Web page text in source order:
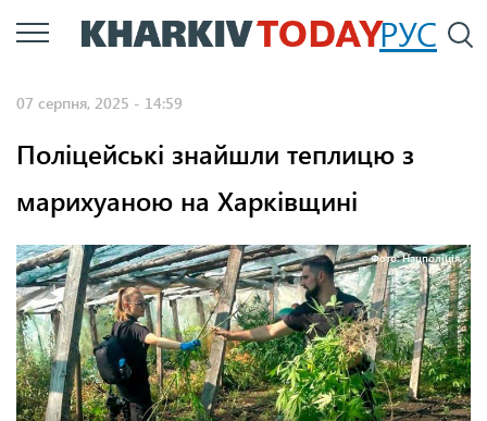
Перейти
до
РУС
07 серпня, 2025 - 14:59
Поліцейські знайшли теплицю з
марихуаною на Харківщині
Фото: Нацполіція